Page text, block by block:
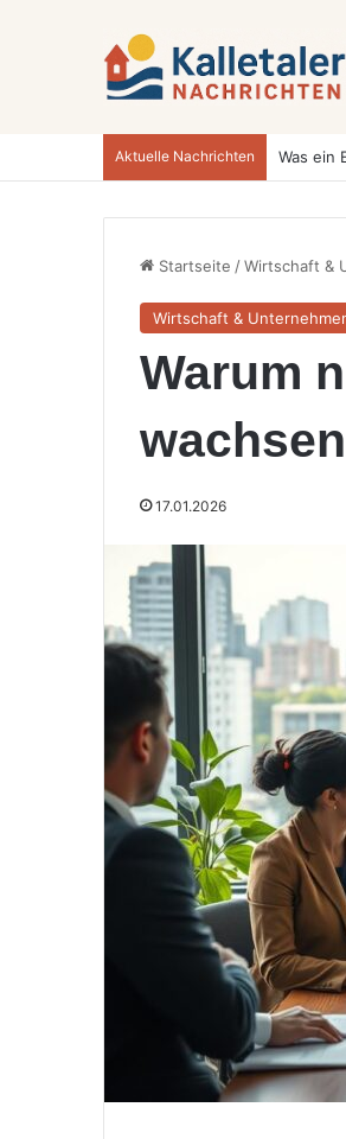
Aktuelle Nachrichten
Startseite /Wirtschaft &
Wirtschaft &
Warum
17.01.2026